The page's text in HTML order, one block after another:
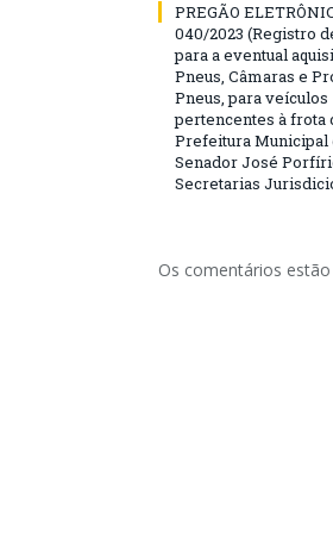
PREGÃO
040/2023 (Registro
para a eventual
Pneus, Câmaras e
Pneus, para veículos
pertencentes à frota
Prefeitura Municipal
Senador José
Secretarias
Os comentários